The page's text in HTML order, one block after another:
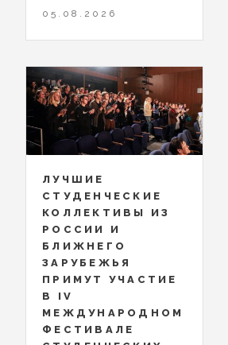
05.08.2026
ЛУЧШИЕ
СТУДЕНЧЕСКИЕ
КОЛЛЕКТИВЫ ИЗ
РОССИИ И
БЛИЖНЕГО
ЗАРУБЕЖЬЯ
ПРИМУТ УЧАСТИЕ
В IV
МЕЖДУНАРОДНОМ
ФЕСТИВАЛЕ